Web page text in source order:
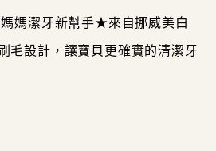
媽潔牙新幫手★來自挪威美白
毛設計，讓寶貝更確實的清潔牙